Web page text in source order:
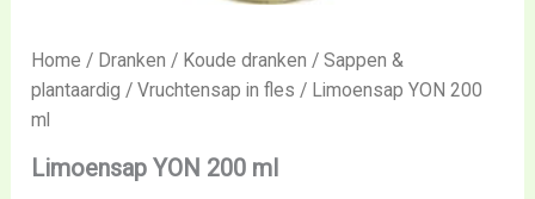
Home / Dranken / Koude dranken /Sappen &
plantaardig /Vruchtensap in fles / Limoensap YON 200
ml
Limoensap YON 200 ml